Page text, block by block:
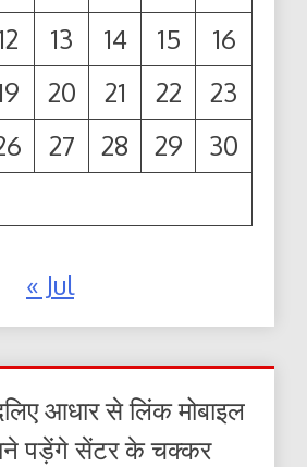
13 14 15
16
20 21 22
23
27 28 29
30
« Jul
आधार से लिंक मोबाइल
पड़ेंगे सेंटर के चक्कर